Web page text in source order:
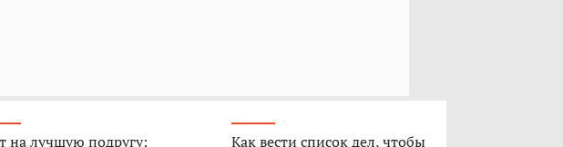
на лучшую подругу:
Как вести список дел, чтобы